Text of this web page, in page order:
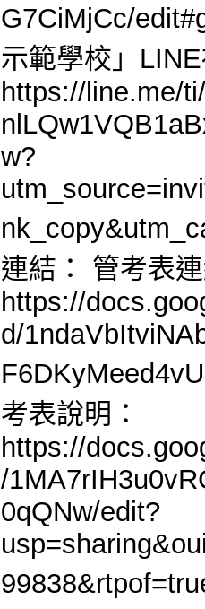
G7CiMjCc/
示範學校」
https://line.me/
w?
連結： 管考表
https://
d/
考表說明：
https://
/
0qQNw/edit?